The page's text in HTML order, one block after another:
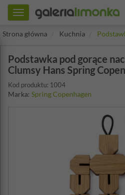
Toggle
navigation
Strona główna
Kuchnia
Podstawka pod gorące
Clumsy Hans Spring
Kod produktu: 1004
Marka: Spring Copenhagen